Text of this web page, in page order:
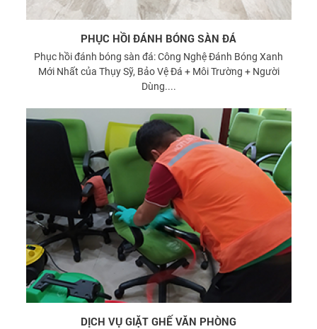
PHỤC HỒI ĐÁNH BÓNG SÀN ĐÁ
Phục hồi đánh bóng sàn đá: Công Nghệ Đánh Bóng Xanh
Mới Nhất của Thụy Sỹ, Bảo Vệ Đá + Môi Trường + Người
Dùng....
DỊCH VỤ GIẶT GHẾ VĂN PHÒNG